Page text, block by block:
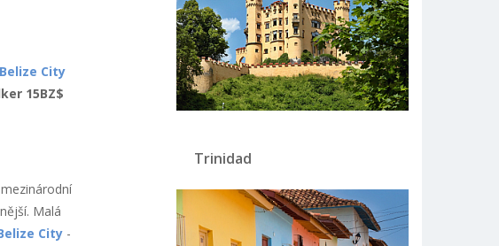
Belize City
15BZ$
Malá
City-
Trinidad